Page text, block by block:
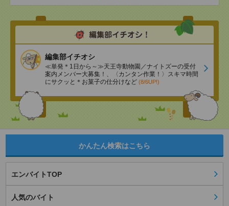
編集部イチオシ
≪単発＊1日から～≫天王寺動物園／ナイトズーの受付
案内メンバー大募集！、〈カンタン作業！〉スキマ時間
にサクッと＊お菓子の仕分けなど (8/6UP!)
かんたん検索はこちら
エンバイトTOP
人気のバイト